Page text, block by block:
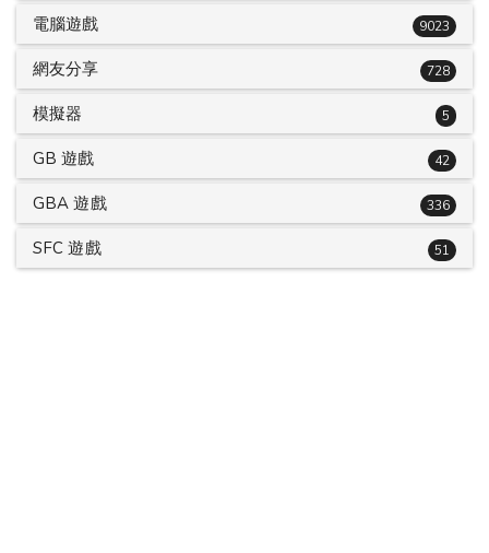
電腦遊戲 9023
網友分享 728
模擬器 5
GB 遊戲 42
GBA 遊戲 336
SFC 遊戲 51